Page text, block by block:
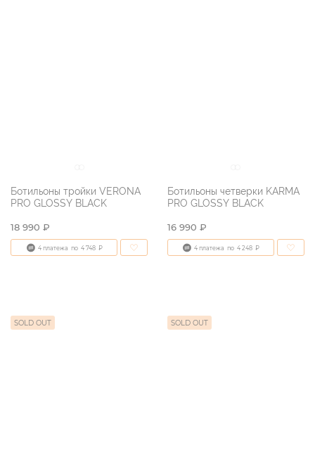
Ботильоны тройки VERONA
PRO GLOSSY BLACK
18 990 ₽
4 платежа по 4 748 ₽
Ботильоны четверки KARMA
PRO GLOSSY BLACK
16 990 ₽
4 платежа по 4 248 ₽
SOLD OUT SOLD OUT